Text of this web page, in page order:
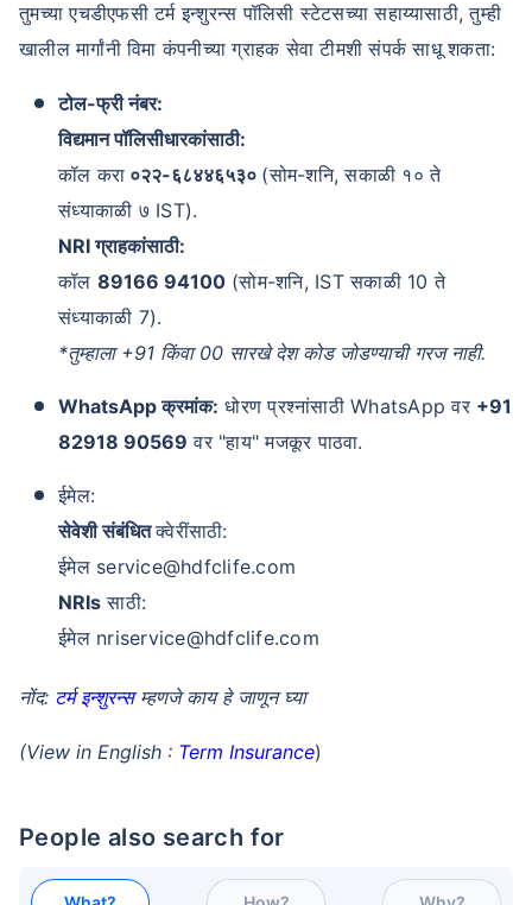
तुमच्या एचडीएफसी टर्म इन्शुरन्स पॉलिसी स्टेटसच्या सहाय्यासाठी, तुम्ही
खालील मार्गांनी विमा कंपनीच्या ग्राहक सेवा टीमशी संपर्क साधू शकता:
टोल-फ्री नंबर:
विद्यमान पॉलिसीधारकांसाठी:
कॉल करा ०२२-६८४४६५३० (सोम-शनि, सकाळी १० ते
संध्याकाळी ७ IST).
NRI ग्राहकांसाठी:
कॉल 89166 94100(सोम-शनि, IST सकाळी 10 ते
संध्याकाळी 7).
*तुम्हाला +91 किंवा 00 सारखे देश कोड जोडण्याची गरज नाही.
WhatsApp क्रमांक: धोरण प्रश्नांसाठी WhatsApp वर +91
82918 90569 वर "हाय" मजकूर पाठवा.
ईमेल:
सेवेशी संबंधितक्वेरींसाठी:
ईमेल service@hdfclife.com
NRIs साठी:
ईमेल nriservice@hdfclife.com
नोंद: टर्म इन्शुरन्सम्हणजे काय हे जाणून घ्या
(View in English : Term Insurance)
People also search for
वय टर्म विमा प्रीमियमवर कसा
44 वर्षे